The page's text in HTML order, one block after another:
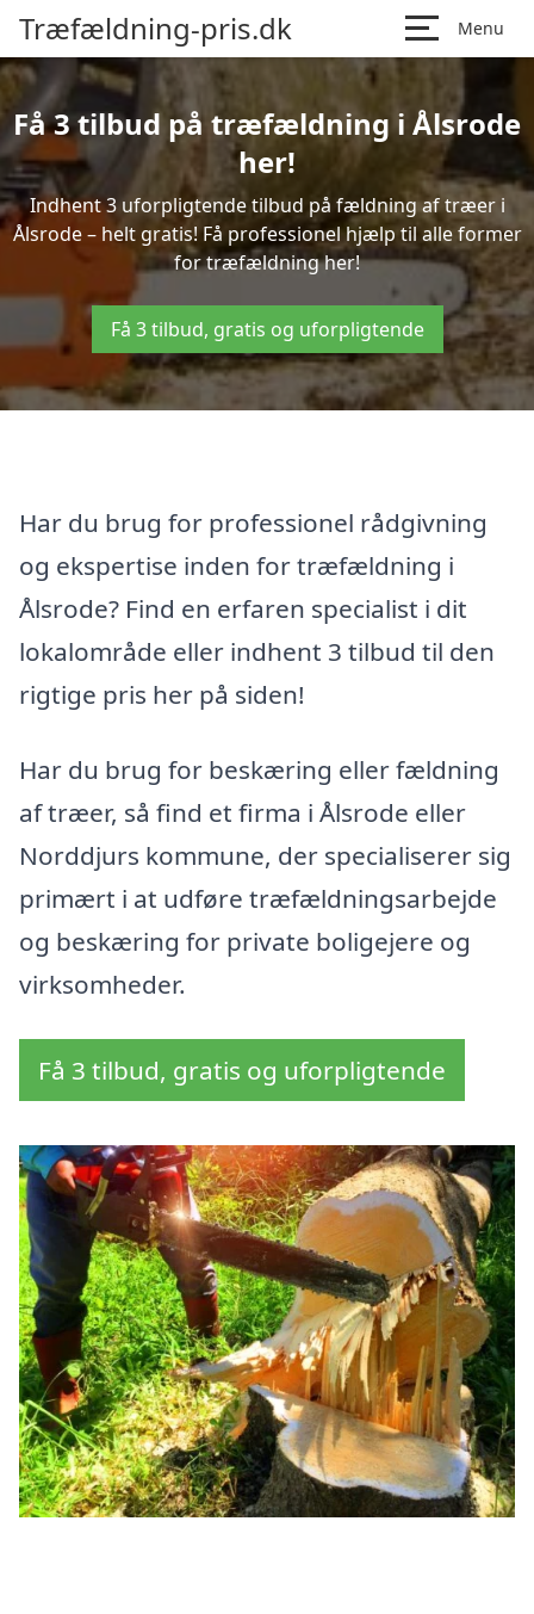
Træfældning-pris.dk Menu
Få 3 tilbud på træfældning i Ålsrode
her!
Indhent 3 uforpligtende tilbud på fældning af træer i
Ålsrode – helt gratis! Få professionel hjælp til alle former
for træfældning her!
Få 3 tilbud, gratis og uforpligtende
Har du brug for professionel rådgivning
og ekspertise inden for træfældning i
Ålsrode? Find en erfaren specialist i dit
lokalområde eller indhent 3 tilbud til den
rigtige pris her på siden!
Har du brug for beskæring eller fældning
af træer, så find et firma i Ålsrode eller
Norddjurs kommune, der specialiserer sig
primært i at udføre træfældningsarbejde
og beskæring for private boligejere og
virksomheder.
Få 3 tilbud, gratis og uforpligtende